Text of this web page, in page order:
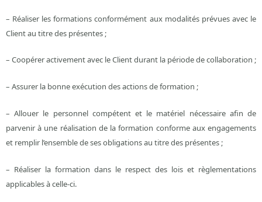
– Réaliser les formations conformément aux modalités prévues avec le
Client au titre des présentes ;
– Coopérer activement avec le Client durant la période de collaboration ;
– Assurer la bonne exécution des actions de formation ;
– Allouer le personnel compétent et le matériel nécessaire afin de
parvenir à une réalisation de la formation conforme aux engagements
et remplir l’ensemble de ses obligations au titre des présentes ;
– Réaliser la formation dans le respect des lois et règlementations
applicables à celle-ci.